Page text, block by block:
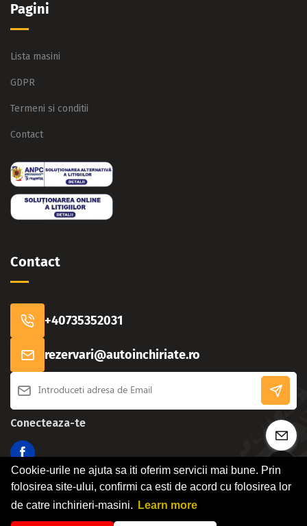
Cookie-urile ne ajuta sa iti oferim servicii mai bune. Prin
folosirea site-ului, confirmi ca esti de acord cu folosirea lor
de catre inchirieri-masini.
Learn more
Pagini
Lista masini
GDPR
Termeni si conditii
Contact
Contact
+40735352031
rezervari@autoinchiriate.ro
Conecteaza-te